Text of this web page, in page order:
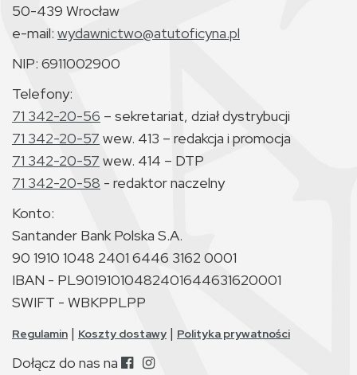
50-439 Wrocław
e-mail: wydawnictwo@atutoficyna.pl
NIP: 6911002900
Telefony:
71 342-20-56 – sekretariat, dział dystrybucji
71 342-20-57 wew. 413 – redakcja i promocja
71 342-20-57 wew. 414 – DTP
71 342-20-58 - redaktor naczelny
Konto:
Santander Bank Polska S.A.
90 1910 1048 2401 6446 3162 0001
IBAN - PL90191010482401644631620001
SWIFT - WBKPPLPP
Regulamin | Koszty dostawy | Polityka prywatności
Dołącz do nas na